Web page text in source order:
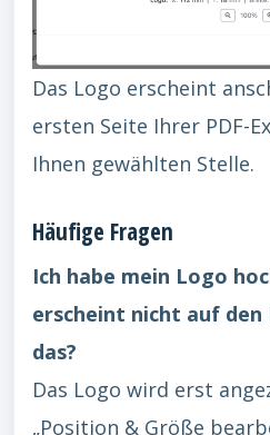
Das Logo erscheint
ersten Seite Ihrer PDF-
Ihnen gewählten Stelle.
Häufige Fragen
Ich habe mein Logo
erscheint nicht auf den
das?
Das Logo wird erst
„Position & Größe